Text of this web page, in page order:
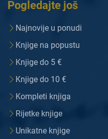
Pogledajte još
Najnovije u ponudi
Knjige na popustu
Knjige do 5 €
Knjige do 10 €
Kompleti knjiga
Rijetke knjige
Unikatne knjige